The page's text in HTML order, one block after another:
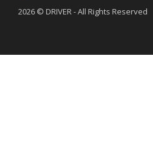
2026 © DRIVER - All Rights Reserved